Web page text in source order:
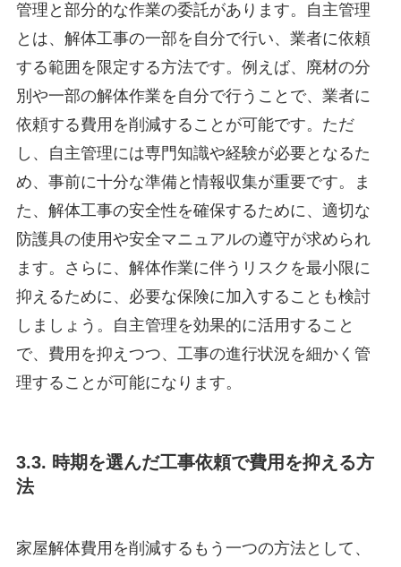
管理と部分的な作業の委託があります。自主管理
とは、解体工事の一部を自分で行い、業者に依頼
する範囲を限定する方法です。例えば、廃材の分
別や一部の解体作業を自分で行うことで、業者に
依頼する費用を削減することが可能です。ただ
し、自主管理には専門知識や経験が必要となるた
め、事前に十分な準備と情報収集が重要です。ま
た、解体工事の安全性を確保するために、適切な
防護具の使用や安全マニュアルの遵守が求められ
ます。さらに、解体作業に伴うリスクを最小限に
抑えるために、必要な保険に加入することも検討
しましょう。自主管理を効果的に活用すること
で、費用を抑えつつ、工事の進行状況を細かく管
理することが可能になります。
3.3. 時期を選んだ工事依頼で費用を抑える方
法
家屋解体費用を削減するもう一つの方法として、